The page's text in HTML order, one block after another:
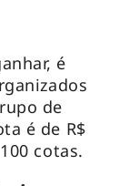
é
de
é de R$
cotas.